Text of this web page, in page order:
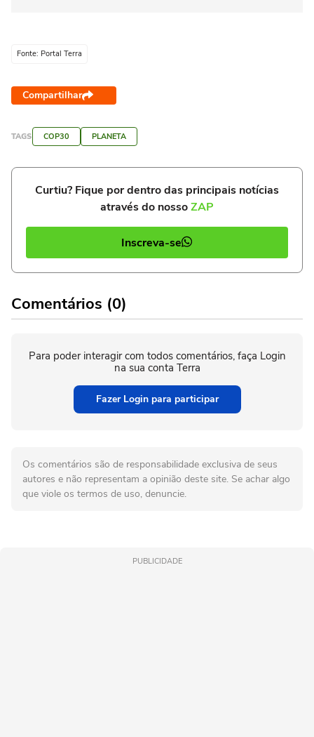
Fonte: Portal Terra
Compartilhar
TAGS COP30 PLANETA
Curtiu? Fique por dentro das principais notícias
através do nossoZAP
Inscreva-se
Comentários (0)
Para poder interagir com todos comentários, faça Login
na sua conta Terra
Fazer Login para participar
Os comentários são de responsabilidade exclusiva de seus
autores e não representam a opinião deste site. Se achar algo
que viole os termos de uso, denuncie.
PUBLICIDADE